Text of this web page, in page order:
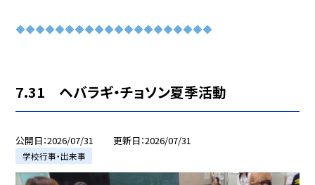
◆◆◆◆◆◆◆◆◆◆◆◆◆◆◆◆◆◆◆◆
7.31 ヘバラギ・チョソン夏季活動
公開日 2026/07/31 更新日 2026/07/31
学校行事・出来事